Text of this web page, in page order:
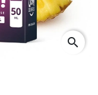
search